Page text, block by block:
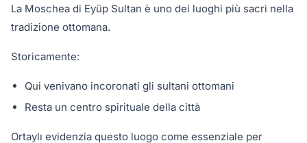
La Moschea di Eyüp Sultan è uno dei luoghi più sacri nella
tradizione ottomana.
Storicamente:
Qui venivano incoronati gli sultani ottomani
Resta un centro spirituale della città
Ortaylı evidenzia questo luogo come essenziale per